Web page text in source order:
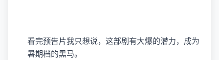
看完预告片我只想说，这部剧有大爆的潜力，成为
暑期档的黑马。